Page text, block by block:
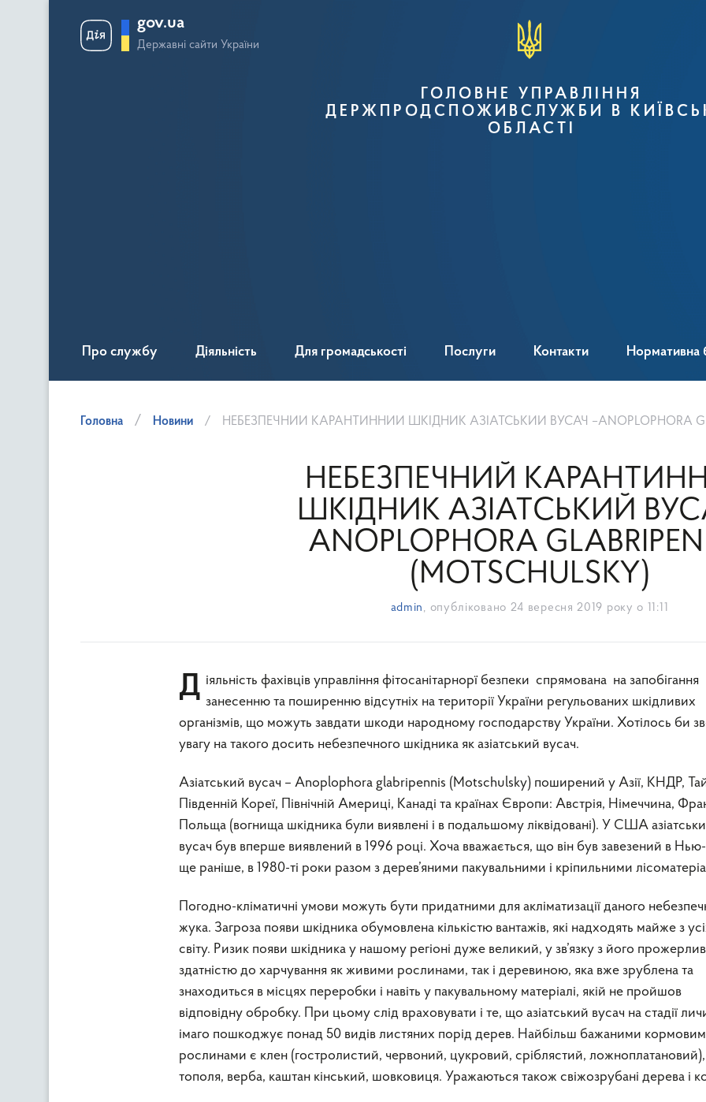
gov.ua
Державні сайти України
ГОЛОВНЕ УПРАВЛІННЯ
ДЕРЖПРОДСПОЖИВСЛУЖБИ В
ОБЛАСТІ
Про службу Діяльність Для громадськості Послуги Контакти Нормативна
Головна Новини НЕБЕЗПЕЧНИЙ КАРАНТИННИЙ ШКІДНИК АЗІАТСЬКИЙ ВУСАЧ –ANOPLOPHORA GLABRIPENNIS
НЕБЕЗПЕЧНИЙ
ШКІДНИК АЗІАТСЬКИЙ
ANOPLOPHORA
(MOTSCHULSKY)
admin , опубліковано 24 вересня 2019 року о 11:11
Діяльність фахівців управління фітосанітарнорї безпеки спрямована на запобігання занесенню та поширенню відсутніх на території України регульованих шкідливих
організмів, що можуть завдати шкоди народному господарству України. Хотілось би
увагу на такого досить небезпечного шкідника як азіатський вусач.
Азіатський вусач – Anoplophora glabripennis (Motschulsky) поширений у Азії, КНДР,
Південній Кореї, Північній Америці, Канаді та країнах Європи: Австрія, Німеччина,
Польща (вогнища шкідника були виявлені і в подальшому ліквідовані). У США
вусач був вперше виявлений в 1996 році. Хоча вважається, що він був завезений в
ще раніше, в 1980-ті роки разом з дерев’яними пакувальними і кріпильними
Погодно-кліматичні умови можуть бути придатними для акліматизації даного
жука. Загроза появи шкідника обумовлена кількістю вантажів, які надходять майже з
світу. Ризик появи шкідника у нашому регіоні дуже великий, у зв’язку з його
здатністю до харчування як живими рослинами, так і деревиною, яка вже зрублена та
знаходиться в місцях переробки і навіть у пакувальному матеріалі, якій не пройшов
відповідну обробку. При цьому слід враховувати і те, що азіатський вусач на стадії
імаго пошкоджує понад 50 видів листяних порід дерев. Найбільш бажаними
рослинами є клен (гостролистий, червоний, цукровий, сріблястий, ложноплатановий),
тополя, верба, каштан кінський, шовковиця. Уражаються також свіжозрубані дерева і